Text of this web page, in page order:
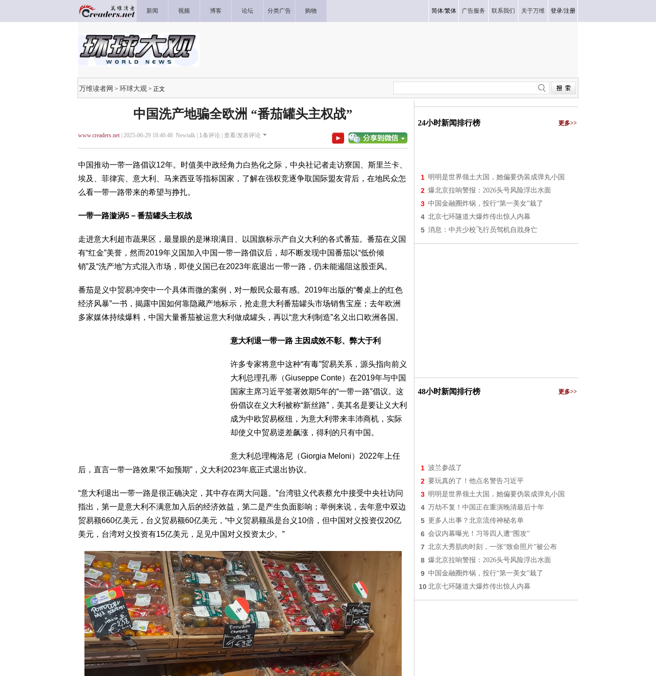
新闻 视频 博客 论坛 分类广告 购物 简体/繁体 广告服务 联系我们 关于万维 登录/注册
万维读者网 > 环球大观 > 正文
中国洗产地骗全欧洲 “番茄罐头主权战”
www.creaders.net| 2025-06-29 18:40:48 Newtalk | 1条评论 | 查看/发表评论
中国推动一带一路倡议12年。时值美中政经角力白热化之际，中央社记者走访寮国、斯里兰卡、
埃及、菲律宾、意大利、马来西亚等指标国家，了解在强权竞逐争取国际盟友背后，在地民众怎
么看一带一路带来的希望与挣扎。
一带一路漩涡5－番茄罐头主权战
走进意大利超市蔬果区，最显眼的是琳琅满目、以国旗标示产自义大利的各式番茄。番茄在义国
有“红金”美誉，然而2019年义国加入中国一带一路倡议后，却不断发现中国番茄以“低价倾
销”及“洗产地”方式混入市场，即使义国已在2023年底退出一带一路，仍未能遏阻这股歪风。
番茄是义中贸易冲突中一个具体而微的案例，对一般民众最有感。2019年出版的“餐桌上的红色
经济风暴”一书，揭露中国如何靠隐藏产地标示，抢走意大利番茄罐头市场销售宝座；去年欧洲
多家媒体持续爆料，中国大量番茄被运意大利做成罐头，再以“意大利制造”名义出口欧洲各国。
意大利退一带一路 主因成效不彰、弊大于利
许多专家将意中这种“有毒”贸易关系，源头指向前义
大利总理孔蒂（Giuseppe Conte）在2019年与中国
国家主席习近平签署效期5年的“一带一路”倡议。这
份倡议在义大利被称“新丝路”，美其名是要让义大利
成为中欧贸易枢纽，为意大利带来丰沛商机，实际
却使义中贸易逆差飙涨，得利的只有中国。
意大利总理梅洛尼（Giorgia Meloni）2022年上任
后，直言一带一路效果“不如预期”，义大利2023年底正式退出协议。
“意大利退出一带一路是很正确决定，其中存在两大问题。”台湾驻义代表蔡允中接受中央社访问
指出，第一是意大利不满意加入后的经济效益，第二是产生负面影响；举例来说，去年意中双边
贸易额660亿美元，台义贸易额60亿美元，“中义贸易额虽是台义10倍，但中国对义投资仅20亿
美元，台湾对义投资有15亿美元，足见中国对义投资太少。”
24小时新闻排行榜 更多>>
1 明明是世界领土大国，她偏要伪装成弹丸小国
2 爆北京拉响警报：2026头号风险浮出水面
3 中国金融圈炸锅，投行“第一美女”栽了
4 北京七环隧道大爆炸传出惊人内幕
5 消息：中共少校飞行员驾机自戕身亡
48小时新闻排行榜 更多>>
1 波兰参战了
2 要玩真的了！他点名警告习近平
3 明明是世界领土大国，她偏要伪装成弹丸小国
4 万劫不复！中国正在重演晚清最后十年
5 更多人出事？北京流传神秘名单
6 会议内幕曝光！习等四人遭“围攻”
7 北京大秀肌肉时刻，一张“致命照片”被公布
8 爆北京拉响警报：2026头号风险浮出水面
9 中国金融圈炸锅，投行“第一美女”栽了
10 北京七环隧道大爆炸传出惊人内幕